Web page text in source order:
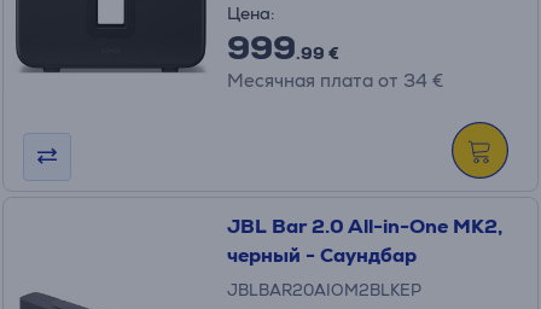
Цена:
999.99 €
Месячная плата от 34 €
JBL Bar 2.0 All-in-One MK2,
черный - Саундбар
JBLBAR20AIOM2BLKEP